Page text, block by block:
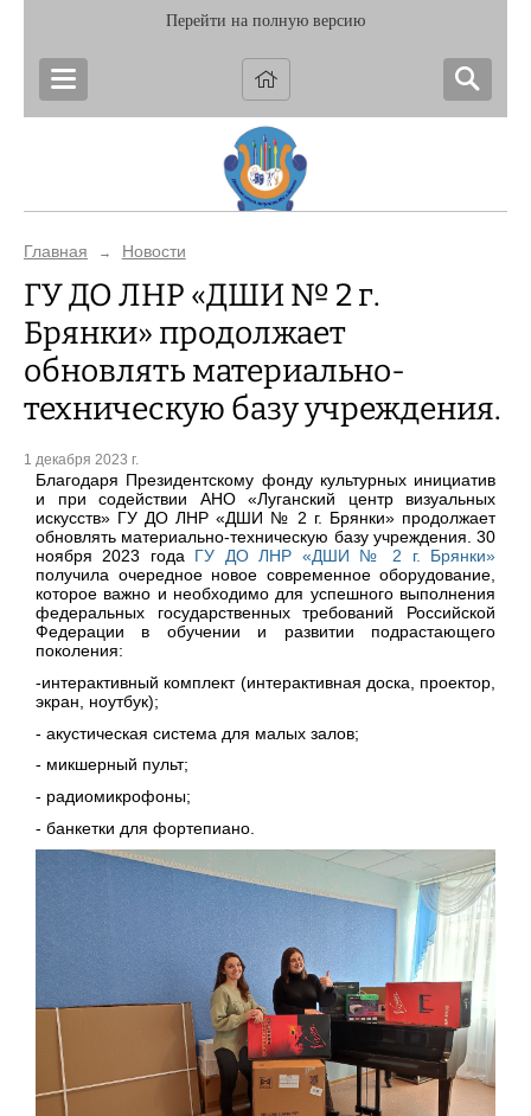
Перейти на полную версию
Главная → Новости
ГУ ДО ЛНР «ДШИ № 2 г.
Брянки» продолжает
обновлять материально-
техническую базу учреждения.
1 декабря 2023 г.
Благодаря Президентскому фонду культурных инициатив
и при содействии АНО «Луганский центр визуальных
искусств» ГУ ДО ЛНР «ДШИ № 2 г. Брянки» продолжает
обновлять материально-техническую базу учреждения. 30
ноября 2023 года ГУ ДО ЛНР «ДШИ № 2 г. Брянки»
получила очередное новое современное оборудование,
которое важно и необходимо для успешного выполнения
федеральных государственных требований Российской
Федерации в обучении и развитии подрастающего
поколения:
-интерактивный комплект (интерактивная доска, проектор,
экран, ноутбук);
- акустическая система для малых залов;
- микшерный пульт;
- радиомикрофоны;
- банкетки для фортепиано.